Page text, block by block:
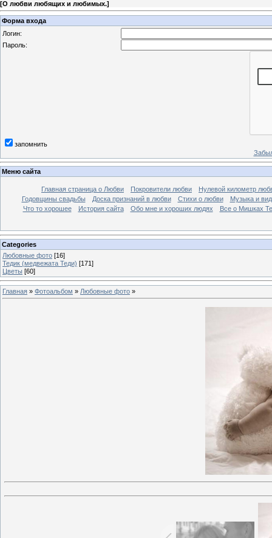
[О любви любящих и любимых.]
Форма входа
Логин:
Пароль:
запомнить
Меню сайта
Главная страница о Любви Покровители любви
Нулевой километр
Годовщины свадьбы
Доска признаний в любви Стихи о любви
Музыка и
Что то хорошее
История сайта Обо мне и хороших людях Все о Мишках
Categories
Любовные фото [16]
Тедик (медвежата Теди) [171]
Цветы [60]
Главная » Фотоальбом » Любовные фото »